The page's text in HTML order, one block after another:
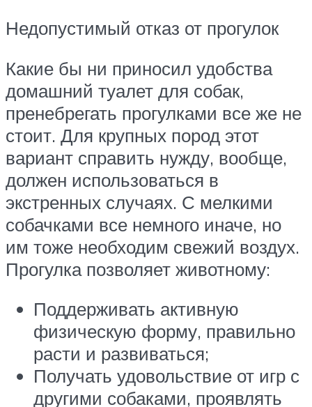
Недопустимый отказ от прогулок
Какие бы ни приносил удобства
домашний туалет для собак,
пренебрегать прогулками все же не
стоит. Для крупных пород этот
вариант справить нужду, вообще,
должен использоваться в
экстренных случаях. С мелкими
собачками все немного иначе, но
им тоже необходим свежий воздух.
Прогулка позволяет животному:
Поддерживать активную
физическую форму, правильно
расти и развиваться;
Получать удовольствие от игр с
другими собаками, проявлять